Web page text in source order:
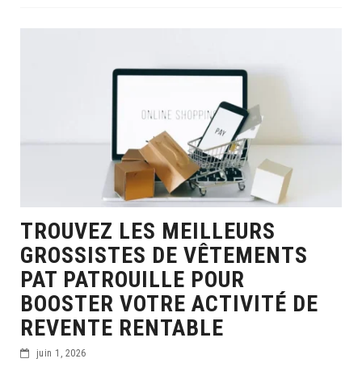
TROUVEZ LES MEILLEURS
GROSSISTES DE VÊTEMENTS
PAT PATROUILLE POUR
BOOSTER VOTRE ACTIVITÉ DE
REVENTE RENTABLE
juin 1, 2026